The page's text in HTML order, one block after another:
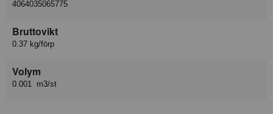
4064035065775
Bruttovikt
0.37 kg/förp
Volym
0.001 m3/st